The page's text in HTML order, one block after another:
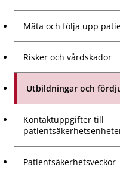
Mäta och följa upp
Risker och vårdskador
Utbildningar och
Kontaktuppgifter till
Patientsäkerhetsveckor